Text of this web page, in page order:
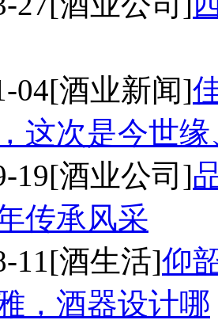
04[酒业新闻]
这次是今世缘
19[酒业公司]
传承风采
11[酒生活]仰
，酒器设计哪